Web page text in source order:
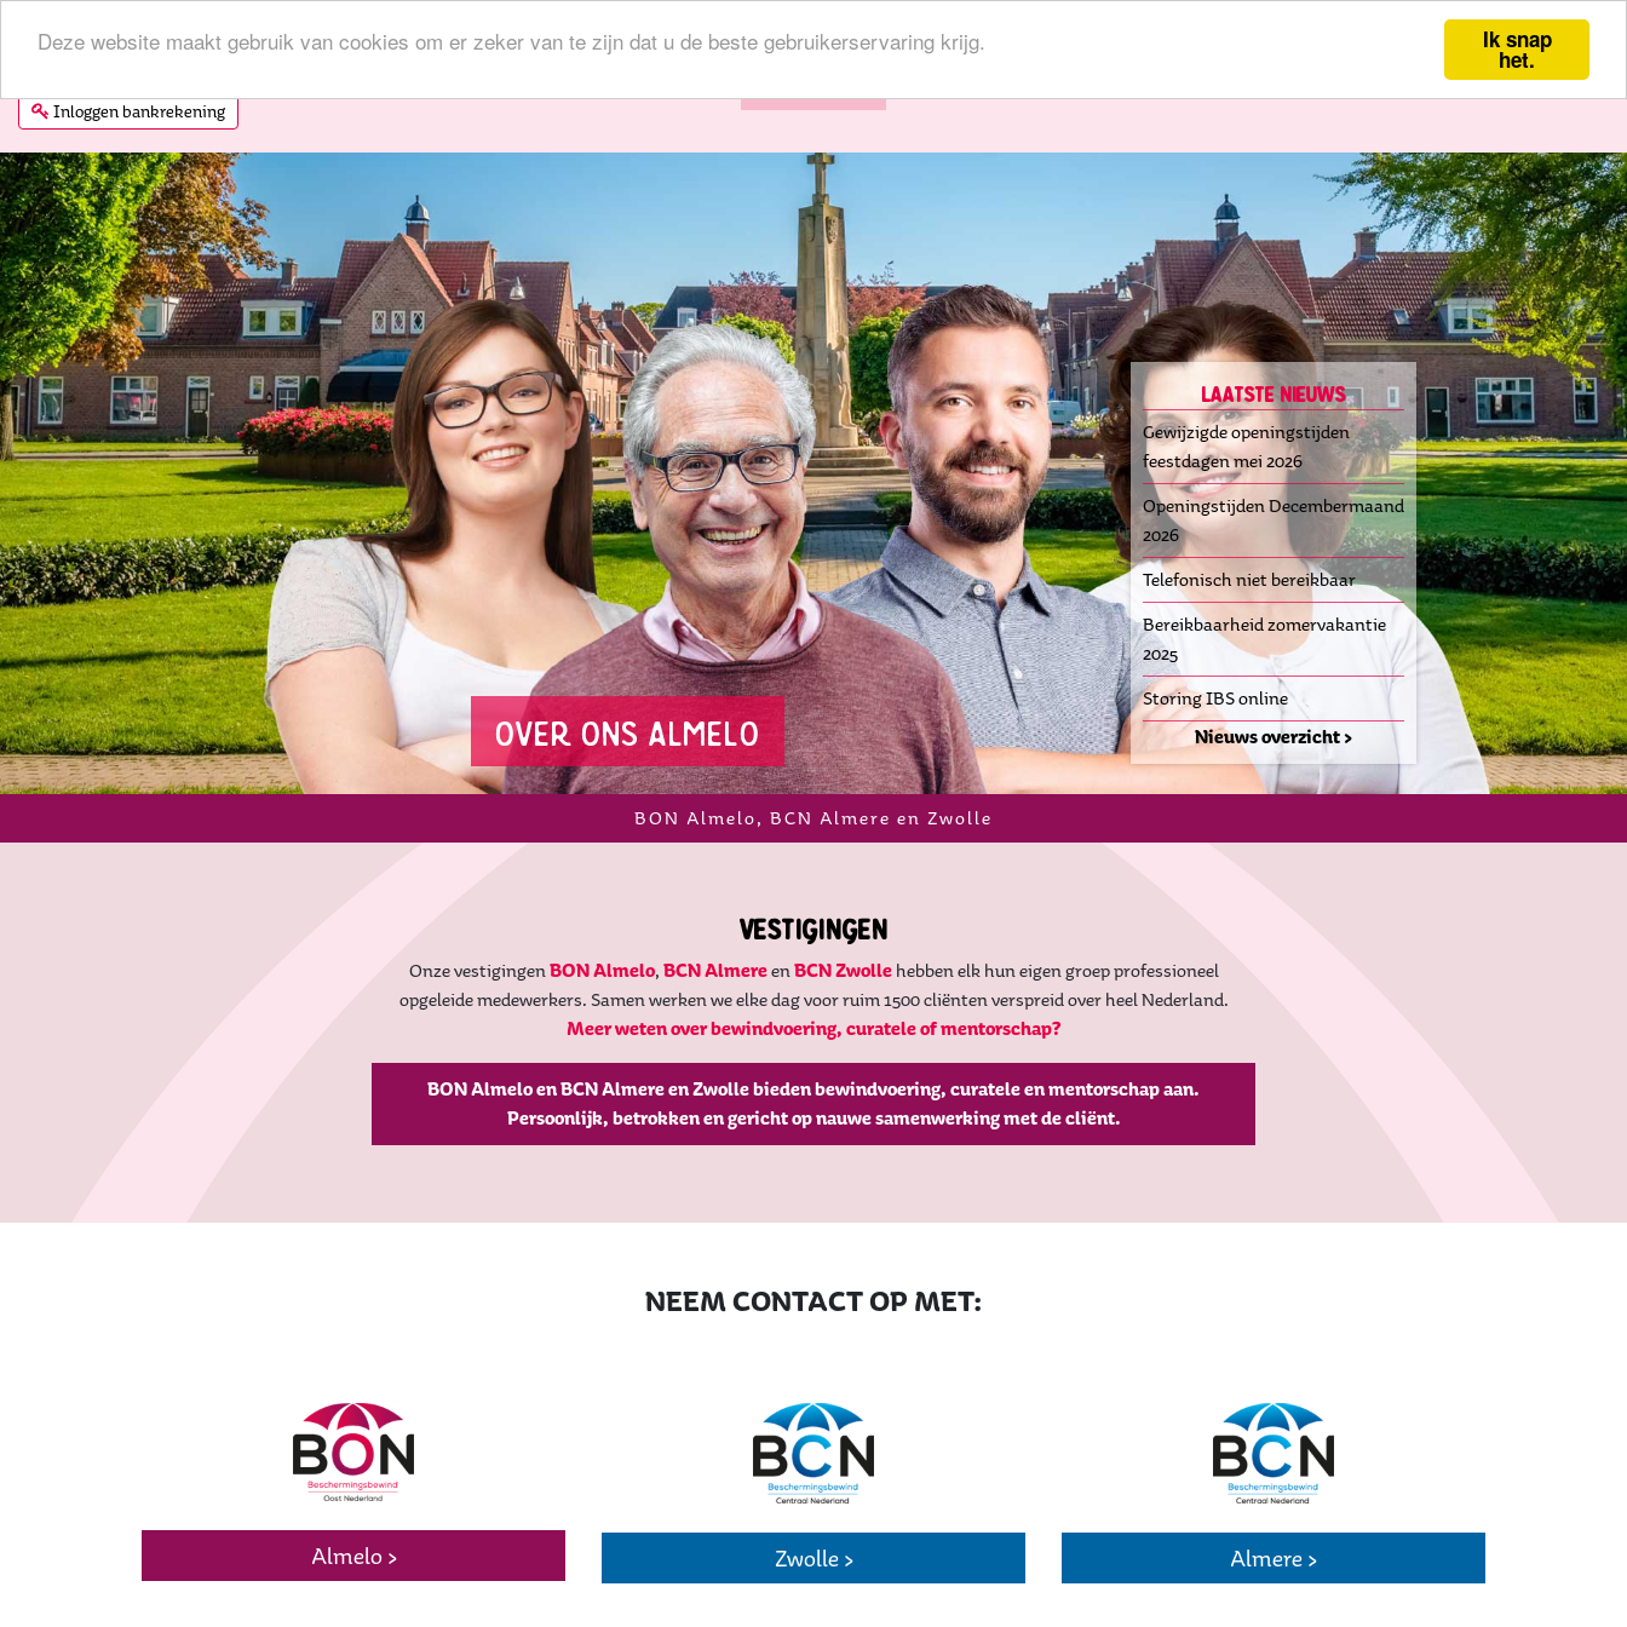
Ik snap
het.
Deze website maakt gebruik van cookies om er zeker van te zijn dat u de beste gebruikerservaring krijg.
Ik wil mij aanmelden Wat is bewindvoering? Diensten Professional
Inloggen bankrekening
Over ons
over ons almelo
laatste nieuws
Gewijzigde openingstijden
feestdagen mei 2026
Openingstijden Decembermaand
2026
Telefonisch niet bereikbaar
Bereikbaarheid zomervakantie
2025
Storing IBS online
Nieuws overzicht >
BON Almelo, BCN Almere en Zwolle
vestigingen
Onze vestigingenBON Almelo,BCN AlmereenBCN Zwollehebben elk hun eigen groep professioneel
opgeleide medewerkers. Samen werken we elke dag voor ruim 1500 cliënten verspreid over heel Nederland.
Meer weten over bewindvoering, curatele of mentorschap?
BON Almelo en BCN Almere en Zwolle bieden bewindvoering, curatele en mentorschap aan.
Persoonlijk, betrokken en gericht op nauwe samenwerking met de cliënt.
NEEM CONTACT OP MET:
Almelo > Zwolle > Almere >